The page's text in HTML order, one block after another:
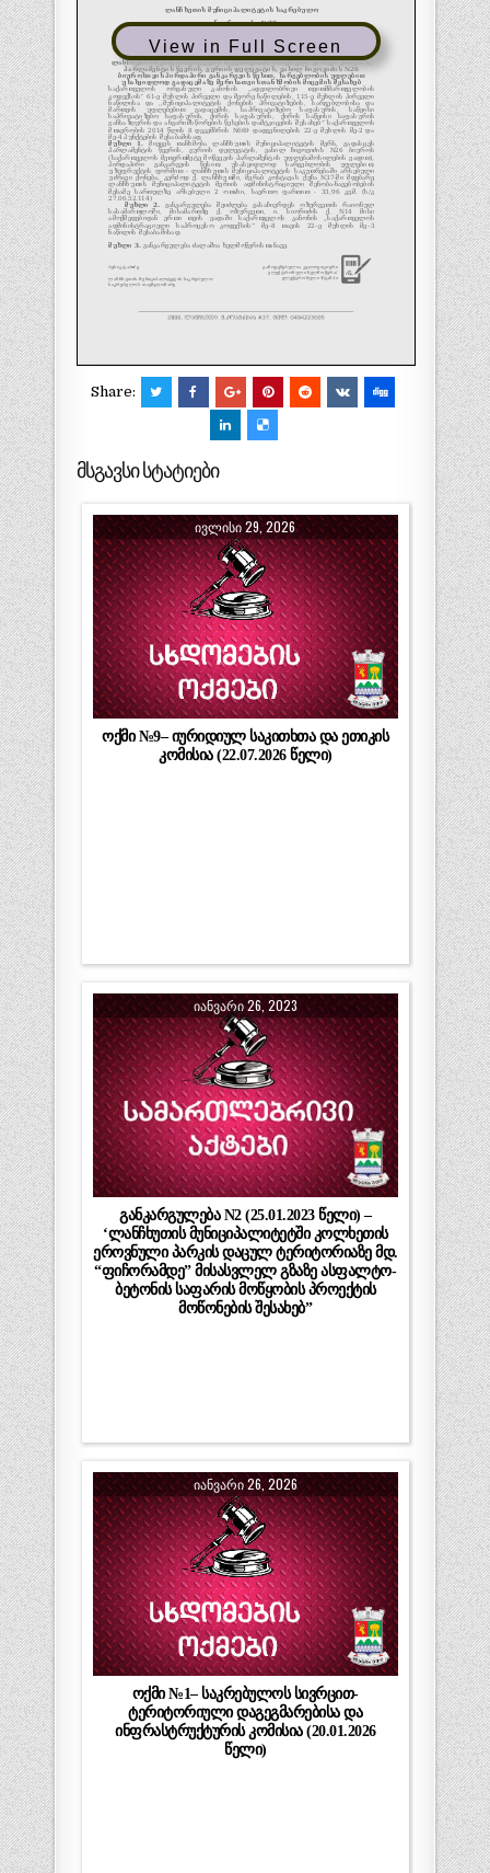
View in Full Screen
Share:
მსგავსი სტატიები
ᲘᲕᲚᲘᲡᲘ 29, 2026
ოქმი №9– იურიდიულ საკითხთა და ეთიკის
კომისია (22.07.2026 წელი)
ᲘᲐᲜᲕᲐᲠᲘ 26, 2023
განკარგულება N2 (25.01.2023 წელი) –
‘ლანჩხუთის მუნიციპალიტეტში კოლხეთის
ეროვნული პარკის დაცულ ტერიტორიაზე მდ.
“ფიჩორამდე” მისასვლელ გზაზე ასფალტო-
ბეტონის საფარის მოწყობის პროექტის
მოწონების შესახებ”
ᲘᲐᲜᲕᲐᲠᲘ 26, 2026
ოქმი №1– საკრებულოს სივრცით-
ტერიტორიული დაგეგმარებისა და
ინფრასტრუქტურის კომისია (20.01.2026
წელი)